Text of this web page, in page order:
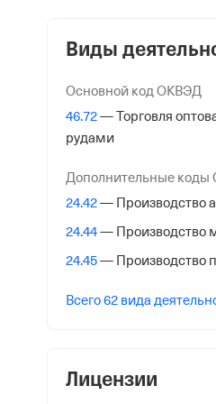
от 26 февраля 2018
КПП
745601001
Регистрация
Дата регистрации
30 октября 2020
Межрайонная
455038, Челябинская
Виды
Основной код ОКВЭД
46.72— Торговля
рудами
Дополнительные коды
24.42— Производство
24.44— Производство
24.45— Производство
Всего 62 вида
Лицензии